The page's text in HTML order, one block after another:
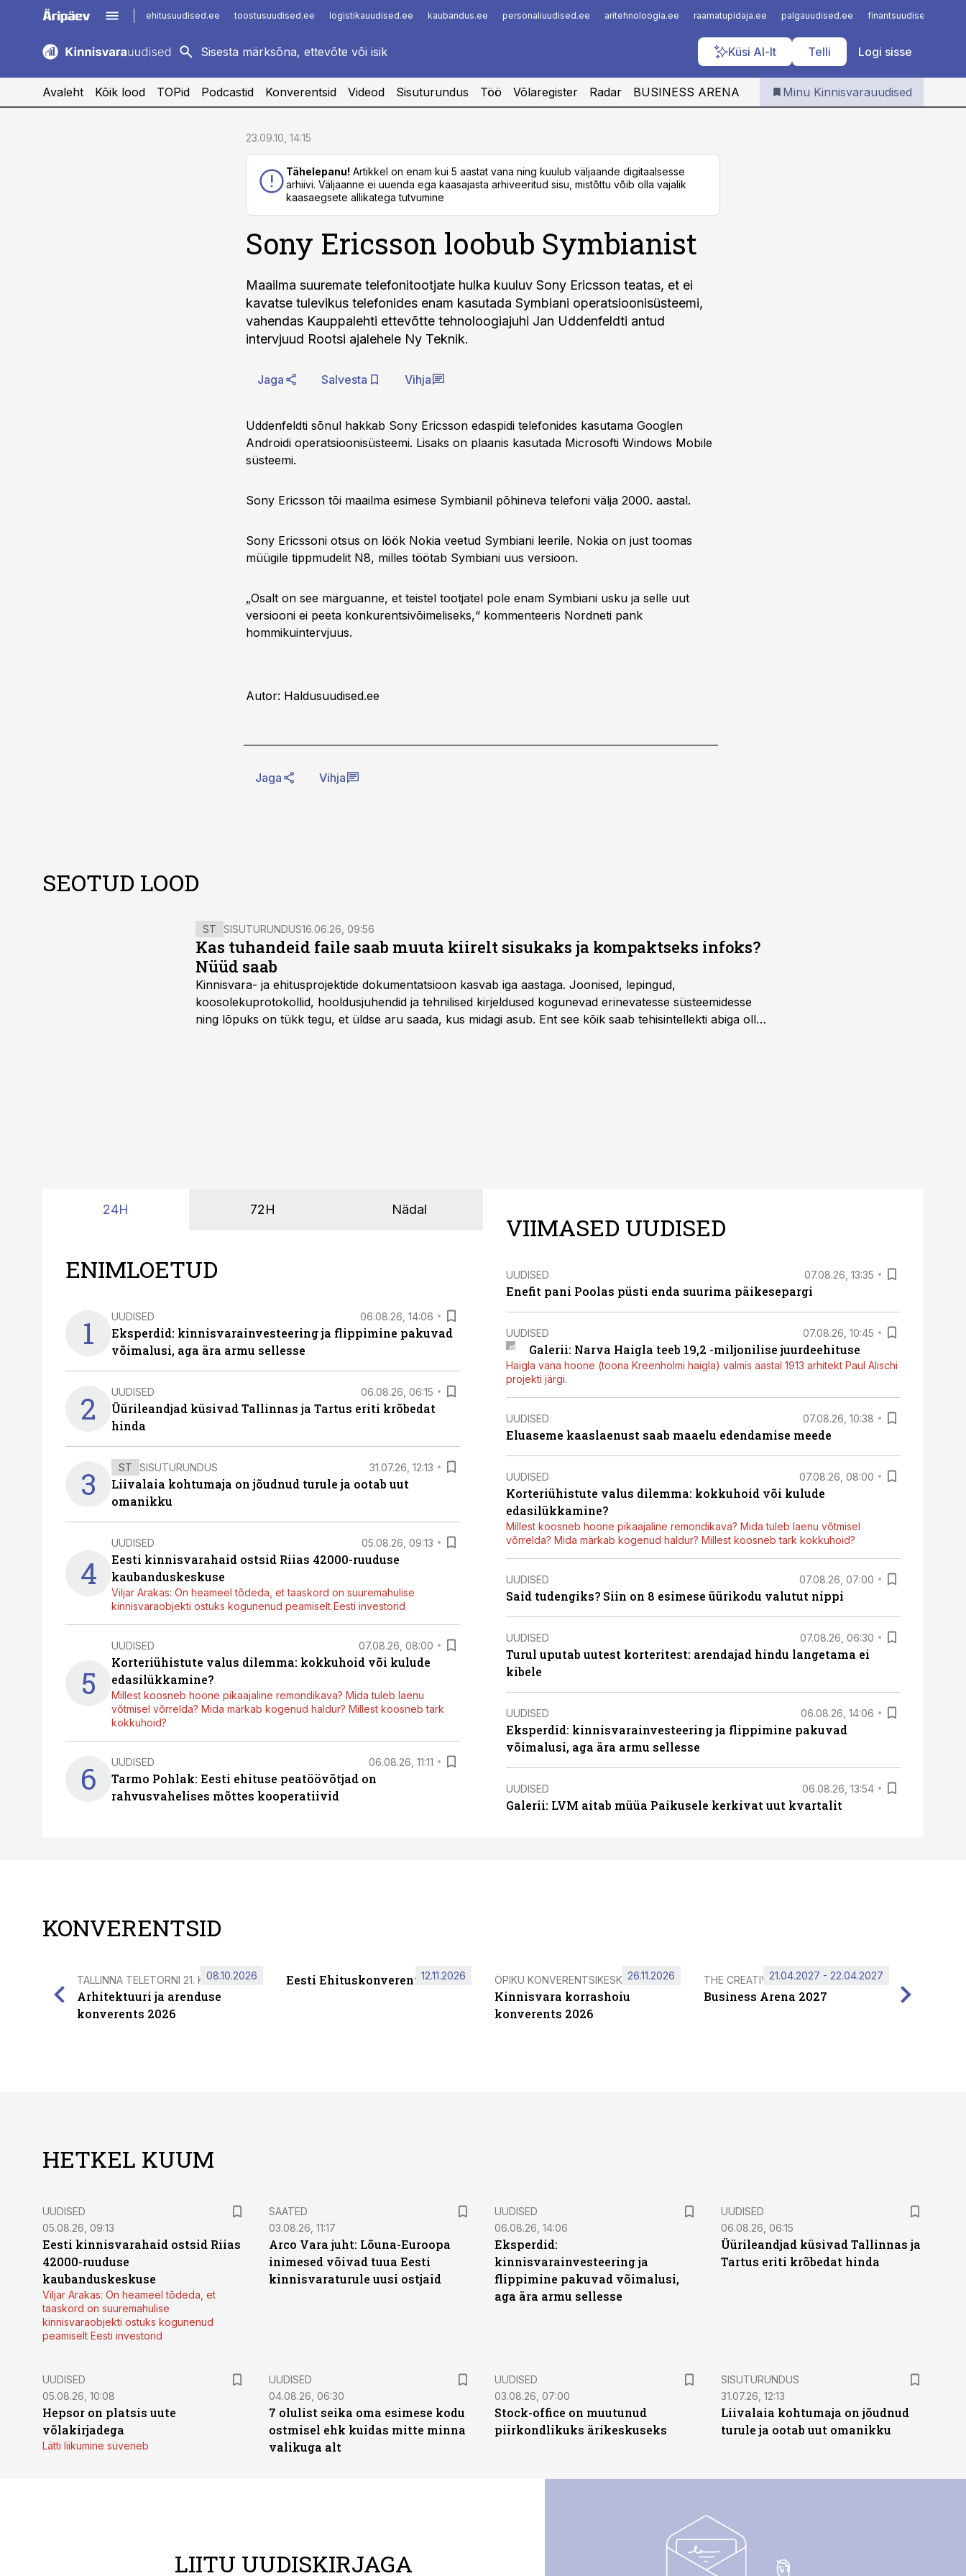
ehitusuudised.ee toostusuudised.ee logistikauudised.ee kaubandus.ee personaliuudised.ee aritehnoloogia.ee raamatupidaja.ee palgauudised.ee finantsuudised.ee
Küsi AI-lt Telli Logi sisse
kaubandus.ee
logistikauudised.ee
imelineajalugu.ee
Infopank
Iseteenindus
Telli Kinnisvarauudised
Avaleht Kõik lood TOPid Podcastid Konverentsid Videod Sisuturundus Töö Võlaregister Radar BUSINESS ARENA Minu Kinnisvarauudised
23.09.10, 14:15
Tähelepanu! Artikkel on enam kui 5 aastat vana ning kuulub väljaande digitaalsesse
arhiivi. Väljaanne ei uuenda ega kaasajasta arhiveeritud sisu, mistõttu võib olla vajalik
kaasaegsete allikatega tutvumine
Sony Ericsson loobub Symbianist
Maailma suuremate telefonitootjate hulka kuuluv Sony Ericsson teatas, et ei
kavatse tulevikus telefonides enam kasutada Symbiani operatsioonisüsteemi,
vahendas Kauppalehti ettevõtte tehnoloogiajuhi Jan Uddenfeldti antud
intervjuud Rootsi ajalehele Ny Teknik.
Jaga Salvesta Vihja
Uddenfeldti sõnul hakkab Sony Ericsson edaspidi telefonides kasutama Googlen
Androidi operatsioonisüsteemi. Lisaks on plaanis kasutada Microsofti Windows Mobile
süsteemi.
Sony Ericsson tõi maailma esimese Symbianil põhineva telefoni välja 2000. aastal.
Sony Ericssoni otsus on löök Nokia veetud Symbiani leerile. Nokia on just toomas
müügile tippmudelit N8, milles töötab Symbiani uus versioon.
„Osalt on see märguanne, et teistel tootjatel pole enam Symbiani usku ja selle uut
versiooni ei peeta konkurentsivõimeliseks,“ kommenteeris Nordneti pank
hommikuintervjuus.
Autor: Haldusuudised.ee
Jaga Vihja
SEOTUD LOOD
ST SISUTURUNDUS16.06.26, 09:56
Kas tuhandeid faile saab muuta kiirelt sisukaks ja kompaktseks infoks?
Nüüd saab
Kinnisvara- ja ehitusprojektide dokumentatsioon kasvab iga aastaga. Joonised, lepingud,
koosolekuprotokollid, hooldusjuhendid ja tehnilised kirjeldused kogunevad erinevatesse süsteemidesse
ning lõpuks on tükk tegu, et üldse aru saada, kus midagi asub. Ent see kõik saab tehisintellekti abiga olla
24H 72H Nädal
ENIMLOETUD
1 UUDISED 06.08.26, 14:06
Eksperdid: kinnisvarainvesteering ja flippimine pakuvad
võimalusi, aga ära armu sellesse
2 UUDISED 06.08.26, 06:15
Üürileandjad küsivad Tallinnas ja Tartus eriti krõbedat
hinda
3 ST SISUTURUNDUS 31.07.26, 12:13
Liivalaia kohtumaja on jõudnud turule ja ootab uut
omanikku
4
UUDISED 05.08.26, 09:13
Eesti kinnisvarahaid ostsid Riias 42000-ruuduse
kaubanduskeskuse
Viljar Arakas: On heameel tõdeda, et taaskord on suuremahulise
kinnisvaraobjekti ostuks kogunenud peamiselt Eesti investorid
5
UUDISED 07.08.26, 08:00
Korteriühistute valus dilemma: kokkuhoid või kulude
edasilükkamine?
Millest koosneb hoone pikaajaline remondikava? Mida tuleb laenu
võtmisel võrrelda? Mida märkab kogenud haldur? Millest koosneb tark
kokkuhoid?
6 UUDISED 06.08.26, 11:11
Tarmo Pohlak: Eesti ehituse peatöövõtjad on
rahvusvahelises mõttes kooperatiivid
VIIMASED UUDISED
UUDISED 07.08.26, 13:35
Enefit pani Poolas püsti enda suurima päikesepargi
UUDISED 07.08.26, 10:45
Galerii: Narva Haigla teeb 19,2 -miljonilise juurdeehituse
Haigla vana hoone (toona Kreenholmi haigla) valmis aastal 1913 arhitekt Paul Alischi
projekti järgi.
UUDISED 07.08.26, 10:38
Eluaseme kaaslaenust saab maaelu edendamise meede
UUDISED 07.08.26, 08:00
Korteriühistute valus dilemma: kokkuhoid või kulude
edasilükkamine?
Millest koosneb hoone pikaajaline remondikava? Mida tuleb laenu võtmisel
võrrelda? Mida märkab kogenud haldur? Millest koosneb tark kokkuhoid?
UUDISED 07.08.26, 07:00
Said tudengiks? Siin on 8 esimese üürikodu valutut nippi
UUDISED 07.08.26, 06:30
Turul uputab uutest korteritest: arendajad hindu langetama ei
kibele
UUDISED 06.08.26, 14:06
Eksperdid: kinnisvarainvesteering ja flippimine pakuvad
võimalusi, aga ära armu sellesse
UUDISED 06.08.26, 13:54
Galerii: LVM aitab müüa Paikusele kerkivat uut kvartalit
KONVERENTSID
TALLINNA TELETORNI 21. KORRUSEL
Arhitektuuri ja arenduse
konverents 2026
08.10.2026 Eesti Ehituskonverents 2026
12.11.2026 ÖPIKU KONVERENTSIKESKUS
Kinnisvara korrashoiu
konverents 2026
26.11.2026 THE CREATIVE HUB
Business Arena 2027
21.04.2027 - 22.04.2027
HETKEL KUUM
UUDISED
05.08.26, 09:13
Eesti kinnisvarahaid ostsid Riias
42000-ruuduse
kaubanduskeskuse
Viljar Arakas: On heameel tõdeda, et
taaskord on suuremahulise
kinnisvaraobjekti ostuks kogunenud
peamiselt Eesti investorid
SAATED
03.08.26, 11:17
Arco Vara juht: Lõuna-Euroopa
inimesed võivad tuua Eesti
kinnisvaraturule uusi ostjaid
UUDISED
06.08.26, 14:06
Eksperdid:
kinnisvarainvesteering ja
flippimine pakuvad võimalusi,
aga ära armu sellesse
UUDISED
06.08.26, 06:15
Üürileandjad küsivad Tallinnas ja
Tartus eriti krõbedat hinda
UUDISED
05.08.26, 10:08
Hepsor on platsis uute
võlakirjadega
Lätti liikumine süveneb
UUDISED
04.08.26, 06:30
7 olulist seika oma esimese kodu
ostmisel ehk kuidas mitte minna
valikuga alt
UUDISED
03.08.26, 07:00
Stock-office on muutunud
piirkondlikuks ärikeskuseks
ST
SISUTURUNDUS
31.07.26, 12:13
Liivalaia kohtumaja on jõudnud
turule ja ootab uut omanikku
LIITU UUDISKIRJAGA